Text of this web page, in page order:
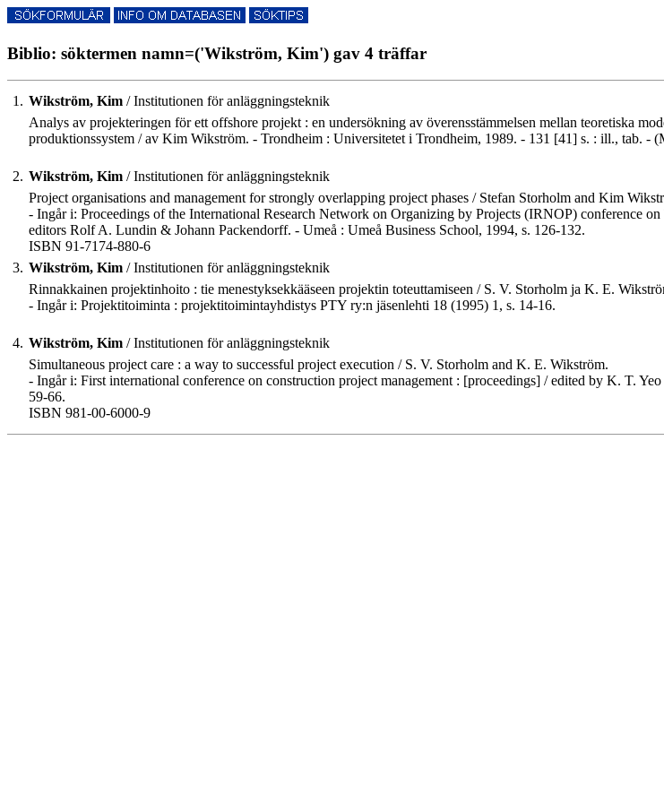
Biblio: söktermen namn=('Wikström, Kim') gav 4 träffar
1. Wikström, Kim / Institutionen för anläggningsteknik
Analys av projekteringen för ett offshore projekt : en undersökning av överensstämmelsen mellan teoretiska
produktionssystem / av Kim Wikström. - Trondheim : Universitetet i Trondheim, 1989. - 131 [41] s. : ill., tab.
2. Wikström, Kim / Institutionen för anläggningsteknik
Project organisations and management for strongly overlapping project phases / Stefan Storholm and Kim
- Ingår i: Proceedings of the International Research Network on Organizing by Projects (IRNOP) conference
editors Rolf A. Lundin & Johann Packendorff. - Umeå : Umeå Business School, 1994, s. 126-132.
ISBN 91-7174-880-6
3. Wikström, Kim / Institutionen för anläggningsteknik
Rinnakkainen projektinhoito : tie menestyksekkääseen projektin toteuttamiseen / S. V. Storholm ja K. E.
- Ingår i: Projektitoiminta : projektitoimintayhdistys PTY ry:n jäsenlehti 18 (1995) 1, s. 14-16.
4. Wikström, Kim / Institutionen för anläggningsteknik
Simultaneous project care : a way to successful project execution / S. V. Storholm and K. E. Wikström.
- Ingår i: First international conference on construction project management : [proceedings] / edited by K. T.
59-66.
ISBN 981-00-6000-9